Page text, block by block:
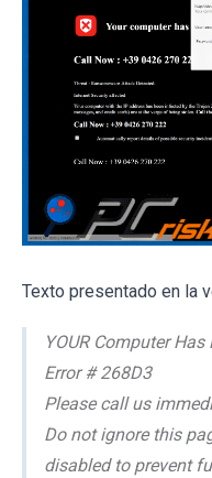
Texto presentado en la
YOUR Computer Has
Error # 268D3
Please call us
Do not ignore this
disabled to prevent